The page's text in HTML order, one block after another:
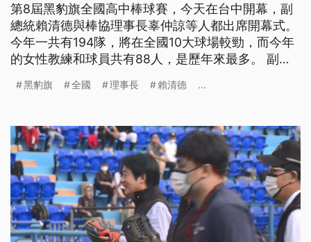
第8屆黑豹旗全國高中棒球賽，今天在台中開幕，副
總統賴清德與棒協理事長辜仲諒等人都出席開幕式。
今年一共有194隊，將在全國10大球場較勁，而今年
的女性教練和球員共有88人，是歷年來最多。 副總
擔任開球嘉賓，第八屆黑豹旗全國高中棒球賽，24日
擊，但黑豹旗還能屹立不搖，讓國際社會看到台灣的
棒球，相當感動。 副總統
黑豹旗 全國 理事長 賴清德 ...